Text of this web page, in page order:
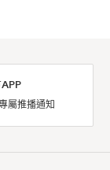
屬推播通知